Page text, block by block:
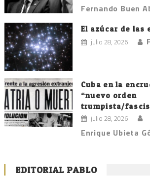
Fernando Buen
El azúcar de las
julio 28, 2026
Cuba en la
“nuevo orden
trumpista/
julio 28, 2026
Enrique Ubieta
EDITORIAL PABLO